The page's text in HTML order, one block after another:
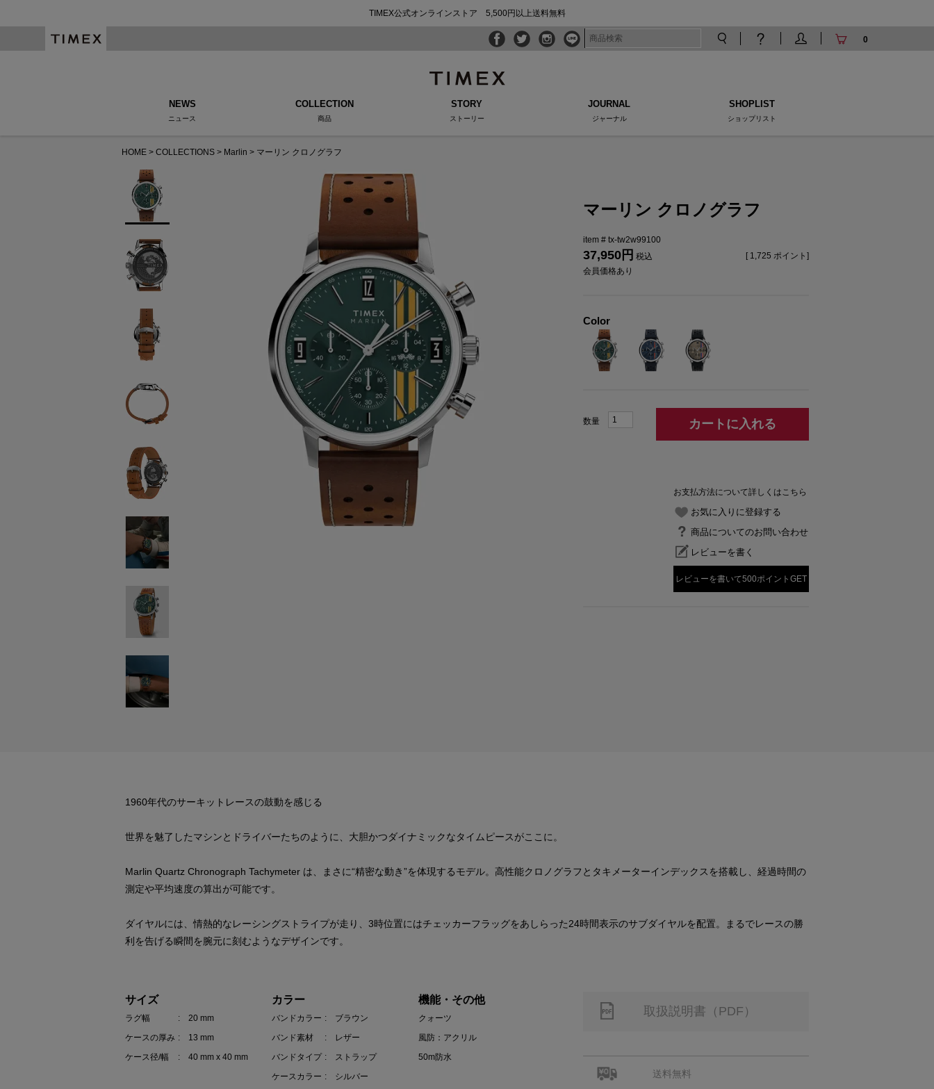
TIMEX公式オンラインストア 5,500円以上送料無料
0
NEWS
ニュース
COLLECTION
商品
STORY
ストーリー
JOURNAL
ジャーナル
SHOPLIST
ショップリスト
HOME COLLECTIONS Marlin マーリン クロノグラフ
マーリン クロノグラフ
tx-tw2w99100
37,950
税込
会員価格あり
[ 1,725 ポイント]
Color
カートに入れる
お支払方法について詳しくはこちら
お気に入りに登録する
商品についてのお問い合わせ
レビューを書く
レビューを書いて500ポイントGET
1960年代のサーキットレースの鼓動を感じる
世界を魅了したマシンとドライバーたちのように、大胆かつダイナミックなタイムピースがここに。
Marlin Quartz Chronograph Tachymeter は、まさに“精密な動き”を体現するモデル。高性能クロノグラフとタキメーターインデックスを搭載し、経過時間の
測定や平均速度の算出が可能です。
ダイヤルには、情熱的なレーシングストライプが走り、3時位置にはチェッカーフラッグをあしらった24時間表示のサブダイヤルを配置。まるでレースの勝
利を告げる瞬間を腕元に刻むようなデザインです。
サイズ
ラグ幅
: 20 mm
ケースの厚み : 13 mm
ケース径/幅
: 40 mm x 40 mm
カラー
バンドカラー : ブラウン
バンド素材
: レザー
バンドタイプ : ストラップ
ケースカラー : シルバー
機能・その他
クォーツ
風防：アクリル
50m防水
取扱説明書（PDF）
送料無料